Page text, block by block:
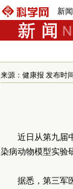
新闻
来源：健康报 发布时
近日从第九届
染病动物模型实验
据悉，第三军